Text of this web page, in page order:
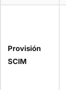
Provisión
SCIM